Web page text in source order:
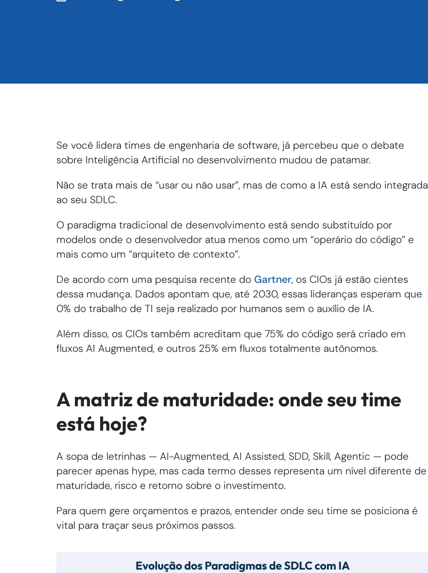
Se você lidera times de engenharia de software, já percebeu que o debate
sobre Inteligência Artificial no desenvolvimento mudou de patamar.
Não se trata mais de “usar ou não usar”, mas de como a IA está sendo integrada
ao seu SDLC.
O paradigma tradicional de desenvolvimento está sendo substituído por
modelos onde o desenvolvedor atua menos como um “operário do código” e
mais como um “arquiteto de contexto”.
De acordo com uma pesquisa recente do Gartner, os CIOs já estão cientes
dessa mudança. Dados apontam que, até 2030, essas lideranças esperam que
0% do trabalho de TI seja realizado por humanos sem o auxílio de IA.
Além disso, os CIOs também acreditam que 75% do código será criado em
fluxos AI Augmented, e outros 25% em fluxos totalmente autônomos.
A matriz de maturidade: onde seu time
está hoje?
A sopa de letrinhas — AI-Augmented, AI Assisted, SDD, Skill, Agentic — pode
parecer apenas hype, mas cada termo desses representa um nível diferente de
maturidade, risco e retorno sobre o investimento.
Para quem gere orçamentos e prazos, entender onde seu time se posiciona é
vital para traçar seus próximos passos.